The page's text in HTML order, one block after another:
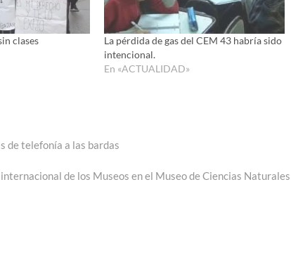
clases
La pérdida de gas del CEM 43 habría sido
intencional.
En «ACTUALIDAD»
de telefonía a las bardas
de los Museos en el Museo de Ciencias Naturales